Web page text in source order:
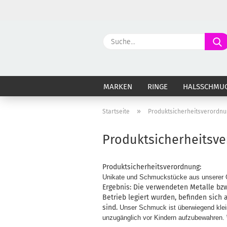
MARKEN RINGE
Startseite »
Produktsicherheitsverordnung:
Unikate und Schmuckstücke aus unserer
Ergebnis: Die verwendeten Metalle
Betrieb legiert wurden, befinden sich
sind. Unser Schmuck ist überwiegend
unzugänglich vor Kindern aufzubewahren.